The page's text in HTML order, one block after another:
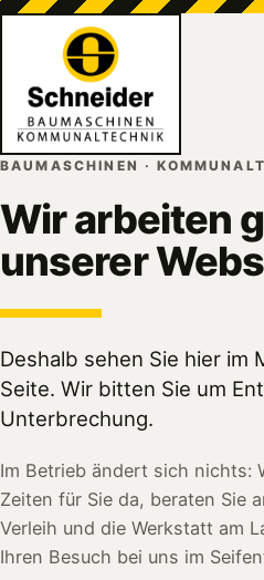
BAUMASCHINEN ·
Wir arbeiten
unserer
Deshalb sehen Sie hier im
Seite. Wir bitten Sie um
Unterbrechung.
Im Betrieb ändert sich nichts:
Zeiten für Sie da, beraten Sie
Verleih und die Werkstatt am
Ihren Besuch bei uns im